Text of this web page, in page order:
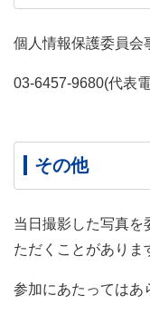
個人情報保護委員会
03-6457-9680(代表電
その他
当日撮影した写真を
ただくことがありま
参加にあたってはあ